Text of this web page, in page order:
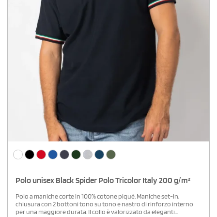
Polo unisex Black Spider Polo Tricolor Italy 200 g/m²
Polo a maniche corte in 100% cotone piqué. Maniche set-in,
chiusura con 2 bottoni tono su tono e nastro di rinforzo interno
per una maggiore durata. Il collo è valorizzato da eleganti